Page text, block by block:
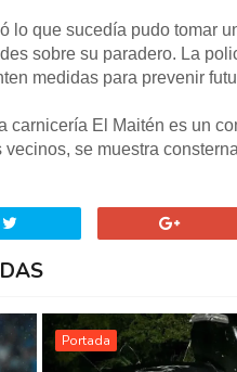
lo que sucedía pudo tomar
sobre su paradero. La
medidas para prevenir
carnicería El Maitén es un
se muestra
Portada